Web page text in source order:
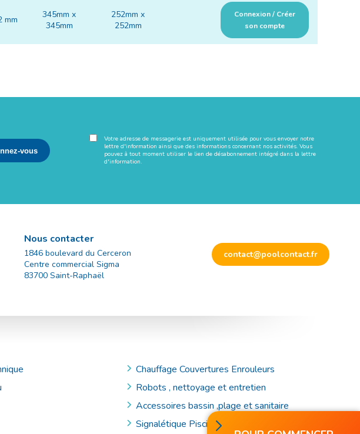
mm
345mm x
345mm
252mm x
252mm
Connexion / Créer
son compte
Votre adresse de messagerie est uniquement utilisée pour vous envoyer notre
lettre d'information ainsi que des informations concernant nos activités. Vous
pouvez à tout moment utiliser le lien de désabonnement intégré dans la lettre
d'information.
Nous contacter
1846 boulevard du Cerceron
Centre commercial Sigma
83700 Saint-Raphaël
contact@poolcontact.fr
Chauffage Couvertures Enrouleurs
Robots , nettoyage et entretien
Accessoires bassin ,plage et sanitaire
Signalétique Piscine et Accessoires de Secours